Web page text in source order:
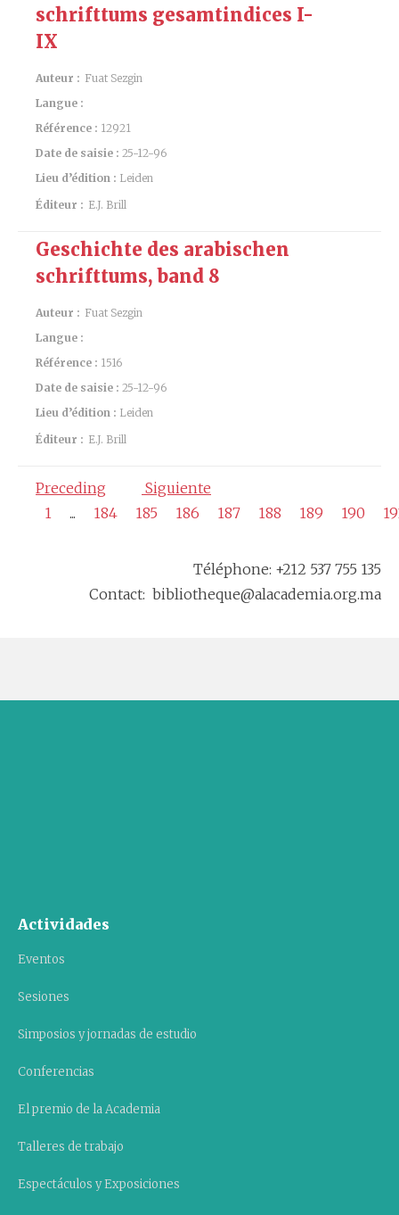
schrifttums gesamtindices I-
IX
Auteur : Fuat Sezgin
Langue :
Référence : 12921
Date de saisie : 25-12-96
Lieu d’édition : Leiden
Éditeur : E.J. Brill
Geschichte des arabischen
schrifttums, band 8
Auteur : Fuat Sezgin
Langue :
Référence : 1516
Date de saisie : 25-12-96
Lieu d’édition : Leiden
Éditeur : E.J. Brill
Preceding
Siguiente
1
... 184 185 186 187 188 189 190
Téléphone: +212 537 755 135
Contact: bibliotheque@alacademia.org.ma
Actividades
Eventos
Sesiones
Simposios y jornadas de estudio
Conferencias
El premio de la Academia
Talleres de trabajo
Espectáculos y Exposiciones